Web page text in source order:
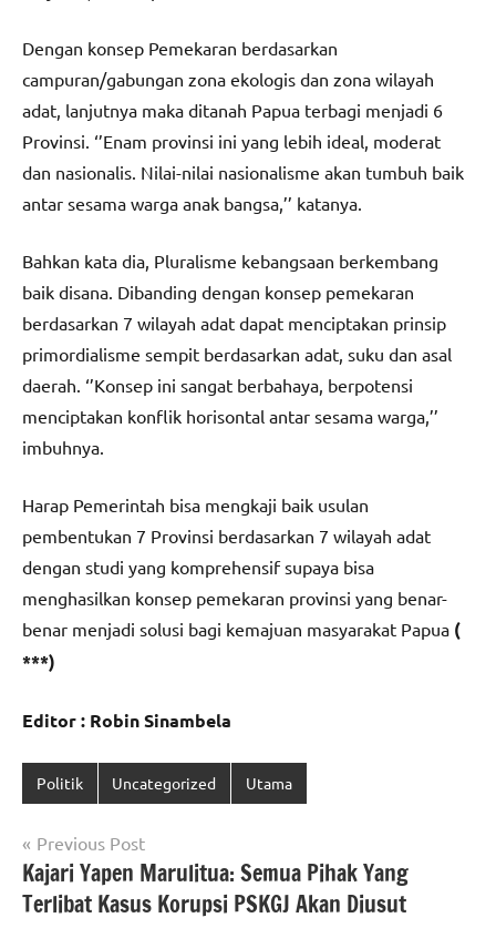
Dengan konsep Pemekaran berdasarkan
campuran/gabungan zona ekologis dan zona wilayah
adat, lanjutnya maka ditanah Papua terbagi menjadi 6
Provinsi. ‘’Enam provinsi ini yang lebih ideal, moderat
dan nasionalis. Nilai-nilai nasionalisme akan tumbuh baik
antar sesama warga anak bangsa,’’ katanya.
Bahkan kata dia, Pluralisme kebangsaan berkembang
baik disana. Dibanding dengan konsep pemekaran
berdasarkan 7 wilayah adat dapat menciptakan prinsip
primordialisme sempit berdasarkan adat, suku dan asal
daerah. ‘’Konsep ini sangat berbahaya, berpotensi
menciptakan konflik horisontal antar sesama warga,’’
imbuhnya.
Harap Pemerintah bisa mengkaji baik usulan
pembentukan 7 Provinsi berdasarkan 7 wilayah adat
dengan studi yang komprehensif supaya bisa
menghasilkan konsep pemekaran provinsi yang benar-
benar menjadi solusi bagi kemajuan masyarakat Papua (
***)
Editor : Robin Sinambela
Politik Uncategorized Utama
Navigasi
pos
Previous Post
Kajari Yapen Marulitua: Semua Pihak Yang
Terlibat Kasus Korupsi PSKGJ Akan Diusut